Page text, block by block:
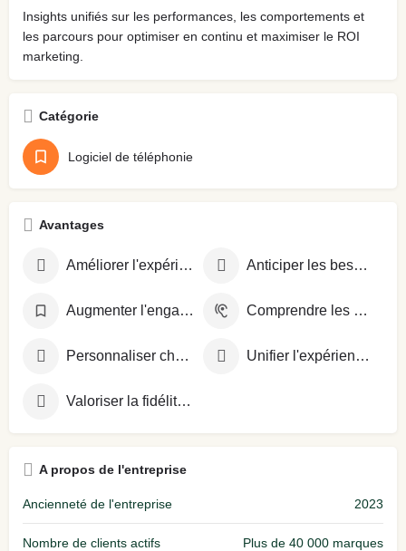
Insights unifiés sur les performances, les comportements et
les parcours pour optimiser en continu et maximiser le ROI
marketing.
Catégorie
Logiciel de téléphonie
Avantages
Améliorer l'expérience client Anticiper les besoins clients
Augmenter l'engagement client Comprendre les attentes clients
Personnaliser chaque interaction Unifier l'expérience sur tous les canaux
Valoriser la fidélité client
A propos de l'entreprise
Ancienneté de l'entreprise 2023
Nombre de clients actifs Plus de 40 000 marques